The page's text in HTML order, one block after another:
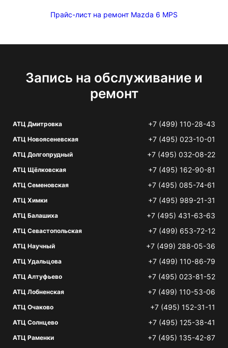
Прайс-лист на ремонт Mazda 6 MPS
Запись на обслуживание и
ремонт
АТЦ Дмитровка +7 (499) 110-28-43
АТЦ Новоясеневская +7 (495) 023-10-01
АТЦ Долгопрудный +7 (495) 032-08-22
АТЦ Щёлковская +7 (495) 162-90-81
АТЦ Семеновская +7 (495) 085-74-61
АТЦ Химки +7 (495) 989-21-31
АТЦ Балашиха +7 (495) 431-63-63
АТЦ Севастопольская +7 (499) 653-72-12
АТЦ Научный +7 (499) 288-05-36
АТЦ Удальцова +7 (499) 110-86-79
АТЦ Алтуфьево +7 (495) 023-81-52
АТЦ Лобненская +7 (499) 110-53-06
АТЦ Очаково +7 (495) 152-31-11
АТЦ Солнцево +7 (495) 125-38-41
АТЦ Раменки +7 (495) 135-42-87